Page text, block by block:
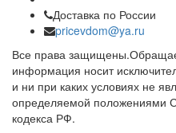
Доставка по России
pricevdom@ya.ru
Все права
информация носит
и ни при каких условиях не
определяемой положениями
кодекса РФ.